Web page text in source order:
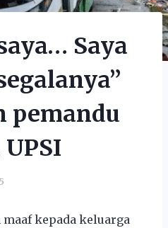
Saya
kepada keluarga